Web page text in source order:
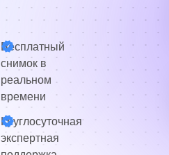
Бесплатный
снимок в
реальном
времени
Круглосуточная
экспертная